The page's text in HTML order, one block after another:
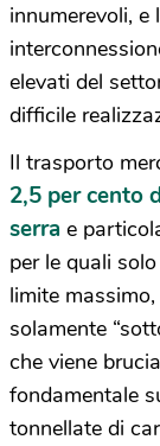
innumerevoli,
elevati del
difficile
Il trasporto
2,5 per cento
serra e
per le quali
limite
solamente
che viene
fondamentale
tonnellate di